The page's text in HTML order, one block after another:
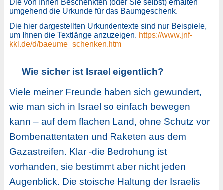
Die von Ihnen Beschenkten (oder Sie selbst) erhalten
umgehend die Urkunde für das Baumgeschenk.
Die hier dargestellten Urkundentexte sind nur Beispiele,
um Ihnen die Textlänge anzuzeigen. https://www.jnf-
kkl.de/d/baeume_schenken.htm
Wie sicher ist Israel eigentlich?
Viele meiner Freunde haben sich gewundert,
wie man sich in Israel so einfach bewegen
kann – auf dem flachen Land, ohne Schutz vor
Bombenattentaten und Raketen aus dem
Gazastreifen. Klar -die Bedrohung ist
vorhanden, sie bestimmt aber nicht jeden
Augenblick. Die stoische Haltung der Israelis